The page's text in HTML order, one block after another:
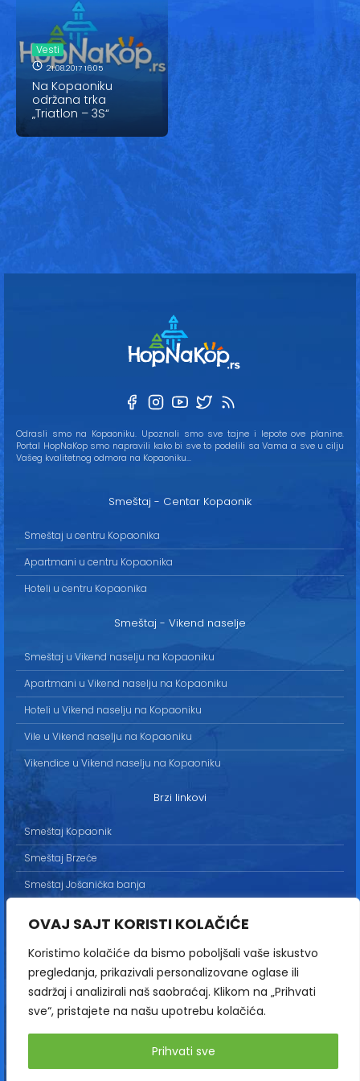
OVAJ SAJT KORISTI KOLAČIĆE
Koristimo kolačiće da bismo poboljšali vaše iskustvo
pregledanja, prikazivali personalizovane oglase ili
sadržaj i analizirali naš saobraćaj. Klikom na „Prihvati
sve“, pristajete na našu upotrebu kolačića.
Prihvati sve
Vesti
21.08.2017 16:05
Na Kopaoniku
održana trka
„Triatlon – 3S“
Odrasli smo na Kopaoniku. Upoznali smo sve tajne i lepote ove planine.
Portal HopNaKop smo napravili kako bi sve to podelili sa Vama a sve u cilju
Vašeg kvalitetnog odmora na Kopaoniku...
Smeštaj - Centar Kopaonik
Smeštaj u centru Kopaonika
Apartmani u centru Kopaonika
Hoteli u centru Kopaonika
Smeštaj - Vikend naselje
Smeštaj u Vikend naselju na Kopaoniku
Apartmani u Vikend naselju na Kopaoniku
Hoteli u Vikend naselju na Kopaoniku
Vile u Vikend naselju na Kopaoniku
Vikendice u Vikend naselju na Kopaoniku
Brzi linkovi
Smeštaj Kopaonik
Smeštaj Brzeće
Smeštaj Jošanička banja
Kontakt
Sva prava zadržana / All rights reserved